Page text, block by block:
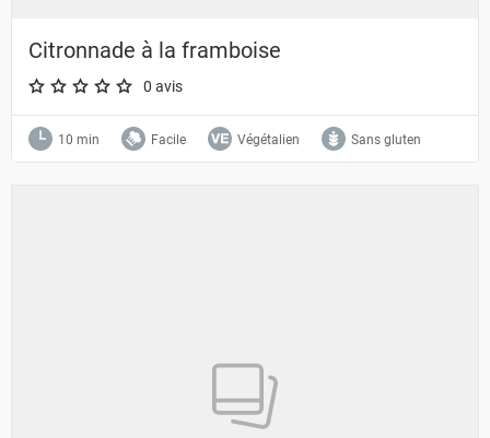
Citronnade à la framboise
A star rating of 0 out of 5.
0 avis
10 min Facile Végétalien Sans gluten